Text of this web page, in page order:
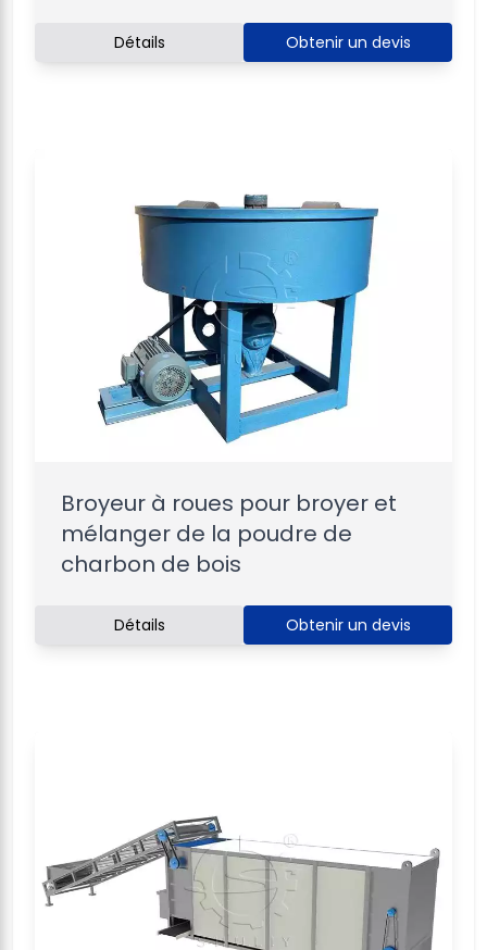
Détails Obtenir un devis
Broyeur à roues pour broyer et
mélanger de la poudre de
charbon de bois
Détails Obtenir un devis